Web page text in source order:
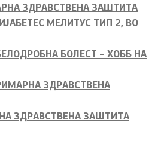
ЗДРАВСТВЕНА ЗАШТИТА
МЕЛИТУС ТИП 2, ВО
БОЛЕСТ – ХОББ НА
ЗДРАВСТВЕНА
ЗДРАВСТВЕНА ЗАШТИТА